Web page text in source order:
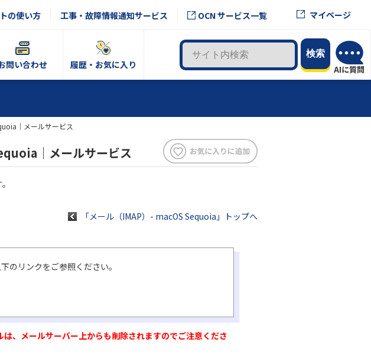
の使い方 工事・故障情報通知サービス OCN サービス一覧 マイページ
問い合わせ 履歴・お気に入り
｜メールサービス
｜メールサービス
「メール（IMAP）- macOS Sequoia」トップへ
のリンクをご参照ください。
、メールサーバー上からも削除されますのでご注意くださ